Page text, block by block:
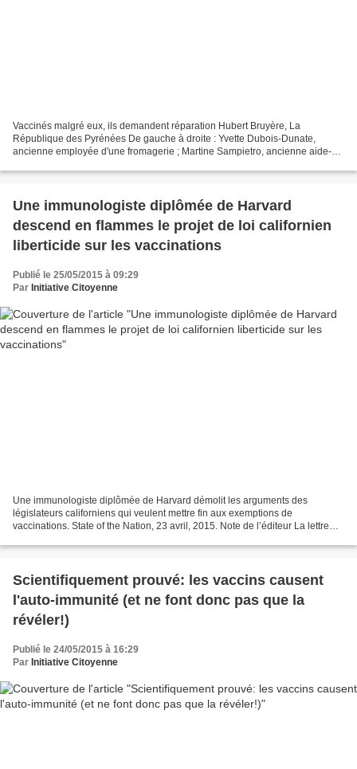
Vaccinés malgré eux, ils demandent réparation Hubert Bruyère, La
République des Pyrénées De gauche à droite : Yvette Dubois-Dunate,
ancienne employée d'une fromagerie ; Martine Sampietro, ancienne aide-
Une immunologiste diplômée de Harvard
descend en flammes le projet de loi californien
liberticide sur les vaccinations
Publié le 25/05/2015 à 09:29
Par Initiative Citoyenne
Une immunologiste diplômée de Harvard démolit les arguments des
législateurs californiens qui veulent mettre fin aux exemptions de
vaccinations. State of the Nation, 23 avril, 2015. Note de l’éditeur La lettre
Scientifiquement prouvé: les vaccins causent
l'auto-immunité (et ne font donc pas que la
révéler!)
Publié le 24/05/2015 à 16:29
Par Initiative Citoyenne